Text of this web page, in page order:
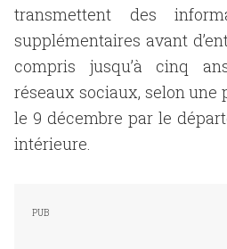
transmettent des
supplémentaires avant
compris jusqu’à cinq
réseaux sociaux, selon une
le 9 décembre par le
intérieure.